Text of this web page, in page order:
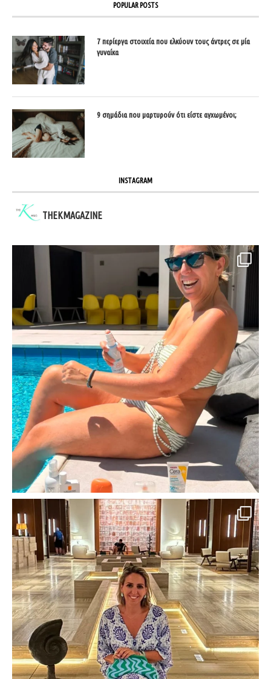
POPULAR POSTS
7 περίεργα στοιχεία που ελκύουν τους άντρες σε μία
γυναίκα
9 σημάδια που μαρτυρούν ότι είστε αγχωμένοι;
INSTAGRAM
THEKMAGAZINE